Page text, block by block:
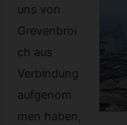
uns von
Grevenbroi
ch aus
Verbindung
aufgenom
men haben,